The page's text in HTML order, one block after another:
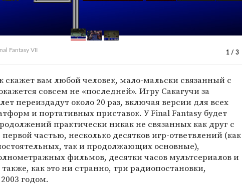
1 / 3
Fantasy VII
скажет вам любой человек, мало-мальски связанный с
совсем не «последней». Игру Сакагучи за
переиздадут около 20 раз, включая версии для всех
и портативных приставок. У Final Fantasy будет
практически никак не связанных как друг с
частью, несколько десятков игр-ответвлений (как
так и продолжающих основные),
фильмов, десятки часов мультсериалов и
как это ни странно, три радиопостановки,
годом.